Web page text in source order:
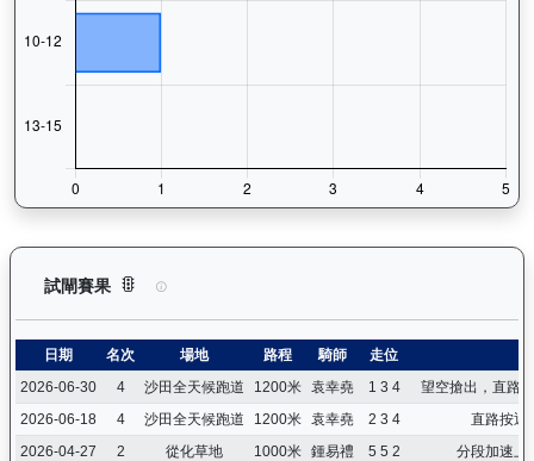
試閘賽果 長勝金剛（K266）— 試閘賽果紀錄：查看馬匹
日期 名次 場地 路程 騎師 走位
2026-06-30
4 沙田全天候跑道 1200米 袁幸堯 1 3 4
望空搶出，直路
2026-06-18
4 沙田全天候跑道 1200米 袁幸堯 2 3 4
直路按返
2026-04-27
2 從化草地 1000米 鍾易禮 5 5 2
分段加速上